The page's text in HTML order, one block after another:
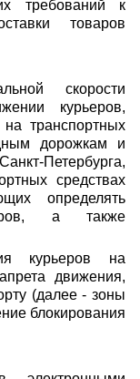
требований к
товаров
скорости
курьеров,
транспортных
дорожкам и
Петербурга,
средствах
определять
а также
курьеров на
движения,
(далее - зоны
блокирования